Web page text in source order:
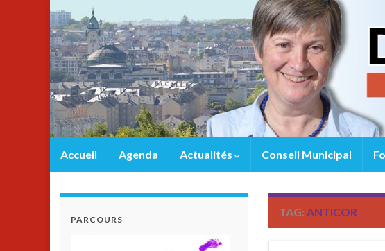
Accueil Agenda Actualités Conseil Municipal
TAG: ANTICOR
PARCOURS